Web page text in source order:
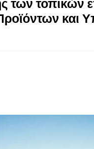
των τοπικών
και